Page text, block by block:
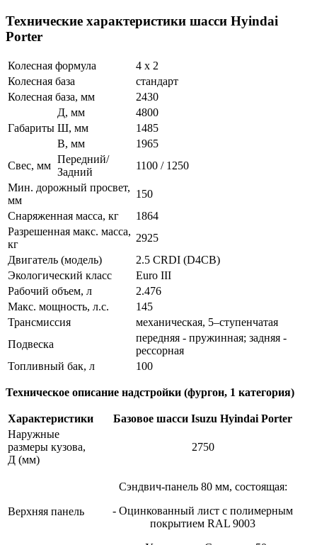
Технические характеристики шасси Hyindai
Porter
Колесная формула
4 х 2
Колесная база
стандарт
Колесная база, мм
2430
Габариты
Д, мм
4800
Ш, мм
1485
В, мм
1965
Свес, мм
Передний/
Задний
1100 / 1250
Мин. дорожный просвет,
мм
150
Снаряженная масса, кг
1864
Разрешенная макс. масса,
кг
2925
Двигатель (модель)
2.5 CRDI (D4CB)
Экологический класс
Euro III
Рабочий объем, л
2.476
Макс. мощность, л.с.
145
Трансмиссия
механическая, 5–ступенчатая
Подвеска
передняя - пружинная; задняя -
рессорная
Топливный бак, л
100
Техническое описание надстройки (фургон, 1 категория)
Характеристики
Базовое шасси Isuzu Hyindai Porter
Наружные
размеры кузова,
Д (мм)
2750
Верхняя панель
Сэндвич-панель 80 мм, состоящая:
- Оцинкованный лист с полимерным
покрытием RAL 9003